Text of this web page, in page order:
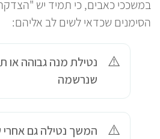
במשככי כאבים, כי תמיד יש
הסימנים שכדאי לשים לב אליהם:
נטילת מנה גבוהה או
שנרשמה
המשך נטילה גם